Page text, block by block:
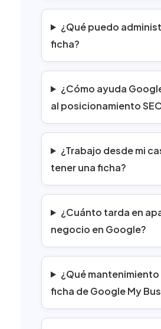
¿Qué puedo
ficha?
¿Cómo ayuda
al posicionamiento
¿Trabajo desde mi
tener una ficha?
¿Cuánto tarda en
negocio en Google?
¿Qué
ficha de Google My